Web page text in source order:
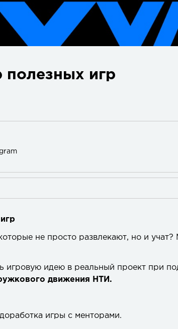
полезных игр
не просто развлекают, но и
игровую идею в реальный проект при
движения НТИ.
игры с менторами.